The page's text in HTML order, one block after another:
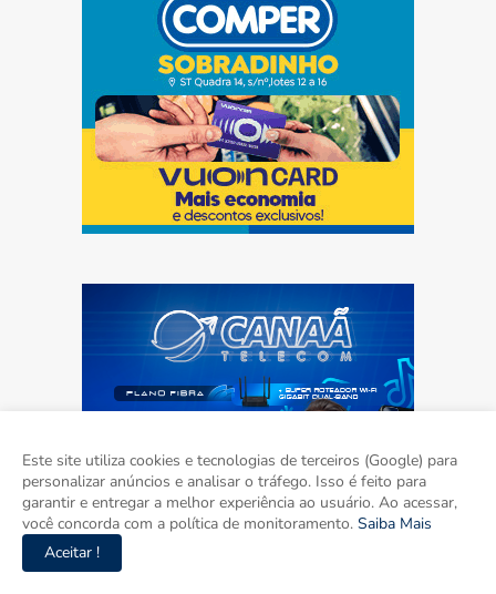
Este site utiliza cookies e tecnologias de terceiros (Google) para
personalizar anúncios e analisar o tráfego. Isso é feito para
garantir e entregar a melhor experiência ao usuário. Ao acessar,
você concorda com a política de monitoramento. Saiba Mais
Aceitar !